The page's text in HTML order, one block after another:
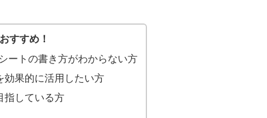
すすめ！
ートの書き方がわからない方
効果的に活用したい方
指している方